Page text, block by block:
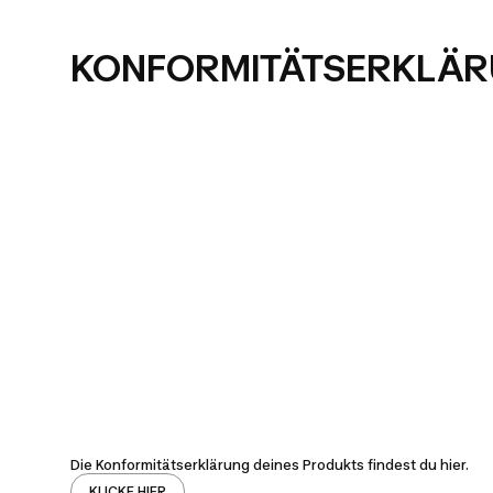
Die Konformitätserklärung deines Produkts findest du hier.